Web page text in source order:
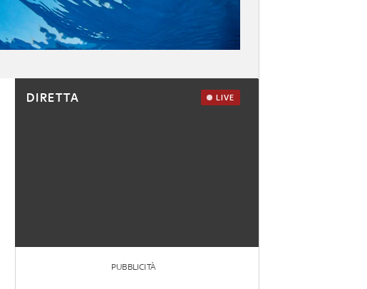
DIRETTA LIVE
PUBBLICITÀ